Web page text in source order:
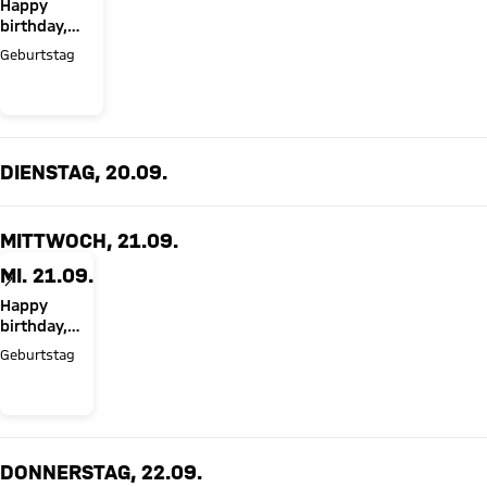
Happy
birthday,
Prof. Dr.
Dieter Mayer!
Geburtstag
DIENSTAG, 20.09.
MITTWOCH, 21.09.
MI. 21.09.
Happy
birthday,
Max Eberl!
Geburtstag
DONNERSTAG, 22.09.